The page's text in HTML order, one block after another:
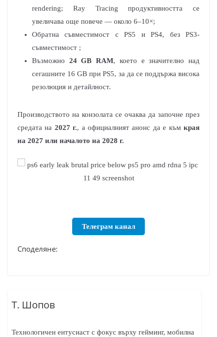
rendering; Ray Tracing продуктивността се
увеличава още повече — около 6–10×;
Обратна съвместимост с PS5 и PS4, без PS3-
съвместимост ;
Възможно 24 GB RAM, което е значително над
сегашните 16 GB при PS5, за да се поддържа висока
резолюция и детайлност.
Производството на конзолата се очаква да започне през
средата на 2027 г., а официалният анонс да е къмкрая
на 2027 или началото на 2028 г.
Телеграм канал
Споделяне:
Т. Шопов
Технологичен ентусиаст с фокус върху гейминг, мобилна